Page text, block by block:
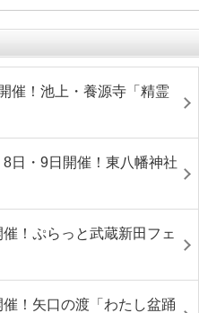
催！池上・養源寺「精霊
8日・9日開催！東八幡神社
！ぷらっと武蔵新田フェ
催！矢口の渡「わたし盆踊